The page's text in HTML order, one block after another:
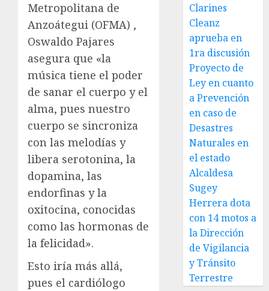
Metropolitana de
Anzoátegui (OFMA) ,
Oswaldo Pajares
asegura que «la
música tiene el poder
de sanar el cuerpo y el
alma, pues nuestro
cuerpo se sincroniza
con las melodías y
libera serotonina, la
dopamina, las
endorfinas y la
oxitocina, conocidas
como las hormonas de
la felicidad».
Esto iría más allá,
pues el cardiólogo
Clarines
Cleanz
aprueba en
1ra discusión
Proyecto de
Ley en cuanto
a Prevención
en caso de
Desastres
Naturales en
el estado
Alcaldesa
Sugey
Herrera dota
con 14 motos a
la Dirección
de Vigilancia
y Tránsito
Terrestre